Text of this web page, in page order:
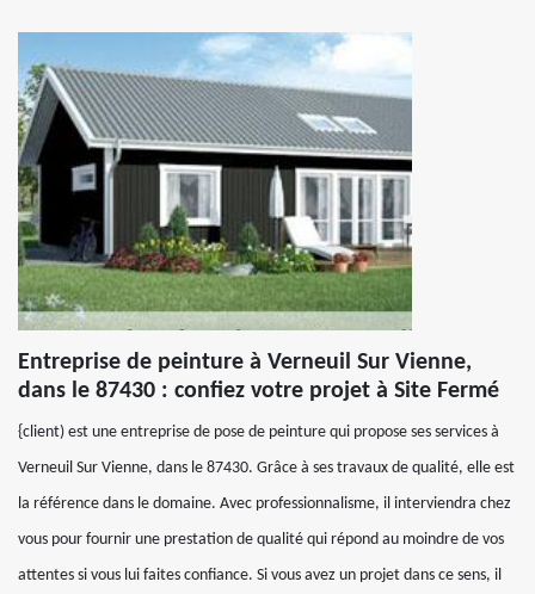
Entreprise de peinture à Verneuil Sur Vienne,
dans le 87430 : confiez votre projet à Site Fermé
{client) est une entreprise de pose de peinture qui propose ses services à
Verneuil Sur Vienne, dans le 87430. Grâce à ses travaux de qualité, elle est
la référence dans le domaine. Avec professionnalisme, il interviendra chez
vous pour fournir une prestation de qualité qui répond au moindre de vos
attentes si vous lui faites confiance. Si vous avez un projet dans ce sens, il